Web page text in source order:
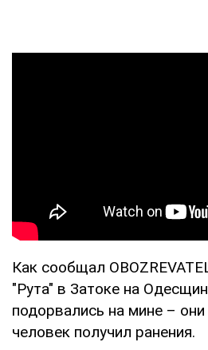
Как сообщал
"Рута" в Затоке на
подорвались на мине –
человек получил ранения.